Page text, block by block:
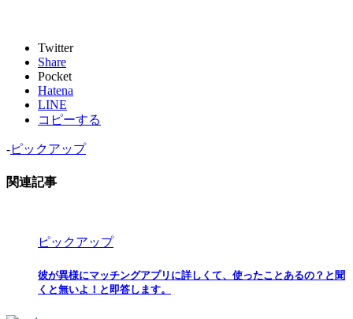
Twitter
Share
Pocket
Hatena
LINE
コピーする
-ピックアップ
関連記事
ピックアップ
彼が異様にマッチングアプリに詳しくて、使ったことあるの？と聞
くと無いよ！と即答します。